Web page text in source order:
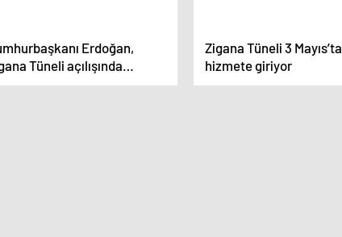
Erdoğan,
Tüneli açılışında
seslendi
Zigana Tüneli 3 Mayıs’ta
hizmete giriyor